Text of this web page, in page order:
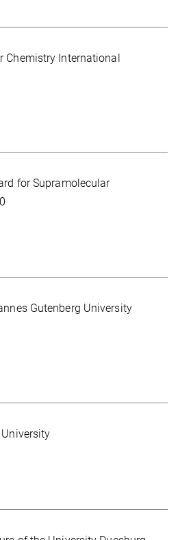
Chemistry International
for Supramolecular
Gutenberg University